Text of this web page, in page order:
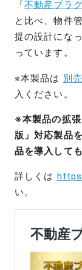
「不動産プラ
と比べ、物件
提の設計にな
っています。
※本製品は 別
入ください。
※本製品の拡
版」対応製品
品を導入して
詳しくは
い。